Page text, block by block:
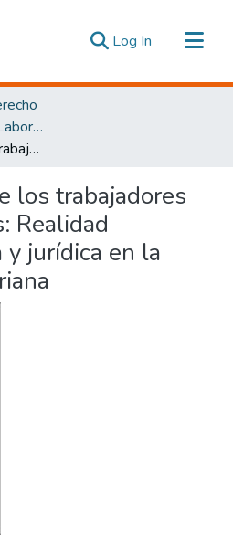
Log In (current)
Maestría en Derecho Laboral y Seguridad Social
Los derechos de los trabajadores transfronterizos: Realidad socioeconómica y jurídica en la frontera ecuatoriana
los trabajadores
Realidad
y jurídica en la